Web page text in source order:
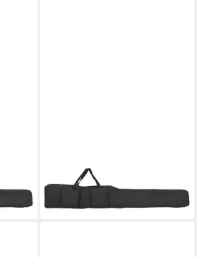
160 cm Oxford-Gewebe
ab 30,99 €